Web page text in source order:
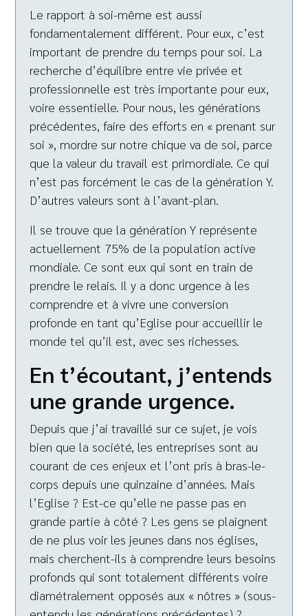
Le rapport à soi-même est aussi
fondamentalement différent. Pour eux, c’est
important de prendre du temps pour soi. La
recherche d’équilibre entre vie privée et
professionnelle est très importante pour eux,
voire essentielle. Pour nous, les générations
précédentes, faire des efforts en « prenant sur
soi », mordre sur notre chique va de soi, parce
que la valeur du travail est primordiale. Ce qui
n’est pas forcément le cas de la génération Y.
D’autres valeurs sont à l’avant-plan.
Il se trouve que la génération Y représente
actuellement 75% de la population active
mondiale. Ce sont eux qui sont en train de
prendre le relais. Il y a donc urgence à les
comprendre et à vivre une conversion
profonde en tant qu’Eglise pour accueillir le
monde tel qu’il est, avec ses richesses.
En t’écoutant, j’entends
une grande urgence.
Depuis que j’ai travaillé sur ce sujet, je vois
bien que la société, les entreprises sont au
courant de ces enjeux et l’ont pris à bras-le-
corps depuis une quinzaine d’années. Mais
l’Eglise ? Est-ce qu’elle ne passe pas en
grande partie à côté ? Les gens se plaignent
de ne plus voir les jeunes dans nos églises,
mais cherchent-ils à comprendre leurs besoins
profonds qui sont totalement différents voire
diamétralement opposés aux « nôtres » (sous-